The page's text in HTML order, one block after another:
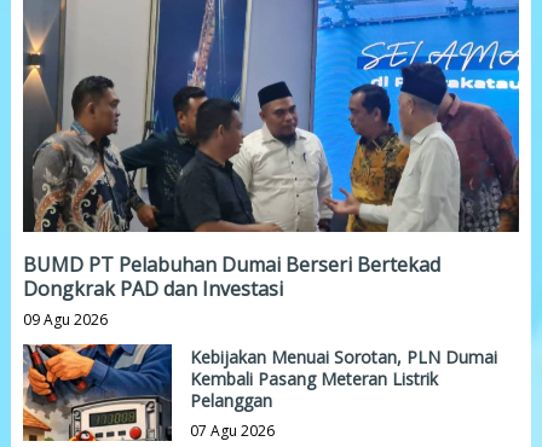
BUMD PT Pelabuhan Dumai Berseri Bertekad
Dongkrak PAD dan Investasi
09 Agu 2026
Kebijakan Menuai Sorotan, PLN Dumai
Kembali Pasang Meteran Listrik
Pelanggan
07 Agu 2026